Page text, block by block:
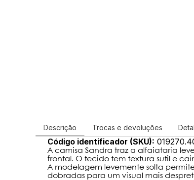
Descrição Trocas e devoluções
Código identificador (SKU):
A camisa Sandra traz a alfaiataria
frontal. O tecido tem textura sutil e
A modelagem levemente solta
dobradas para um visual mais